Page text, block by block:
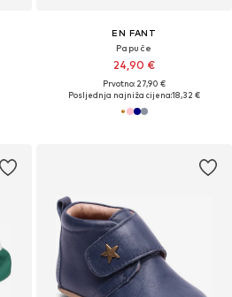
EN FANT
Papuče
24,90 €
Prvotno: 27,90 €
Posljednja najniža cijena:18,32 €